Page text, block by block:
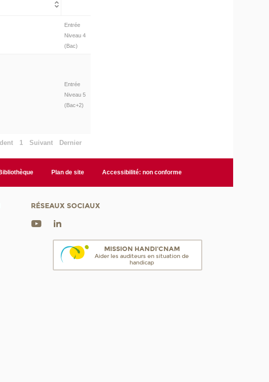
Entrée
Niveau 4
(Bac)
Entrée
Niveau 5
(Bac+2)
1 Suivant Dernier
Plan de site Accessibilité: non conforme
RÉSEAUX SOCIAUX
MISSION HANDI'CNAM
Aider les auditeurs en situation de
handicap